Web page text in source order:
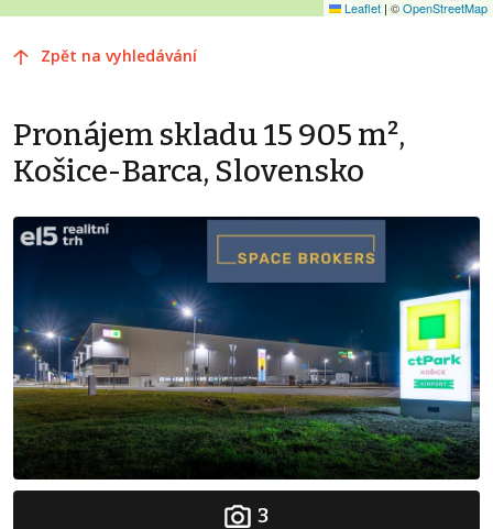
Leaflet | ©OpenStreetMap
Zpět na vyhledávání
Pronájem skladu 15 905 m²,
Košice-Barca, Slovensko
3